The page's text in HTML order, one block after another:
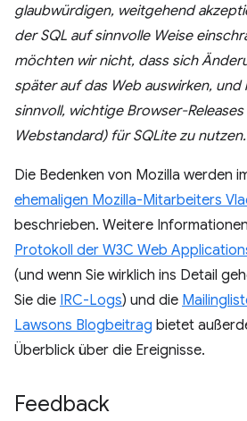
glaubwürdigen, weitgehend
der SQL auf sinnvolle Weise
möchten wir nicht, dass sich
später auf das Web auswirken,
sinnvoll, wichtige Browser-
Webstandard) für SQLite zu
Die Bedenken von Mozilla werden
ehemaligen Mozilla-Mitarbeiters
beschrieben. Weitere
Protokoll der W3C Web
(und wenn Sie wirklich ins Detail
Sie die IRC-Logs) und die
Lawsons Blogbeitrag bietet
Überblick über die Ereignisse.
Feedback